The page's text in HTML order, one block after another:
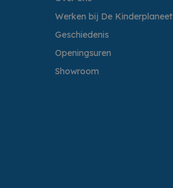
Werken bij De Kinderplaneet
Geschiedenis
Openingsuren
Showroom